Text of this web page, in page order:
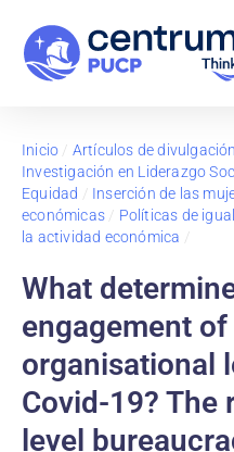
Inicio / Artículos de
Investigación en Liderazgo
Equidad / Inserción de las
económicas / Políticas de
la actividad económica /
What
engagement
organisational
Covid-19? The
level